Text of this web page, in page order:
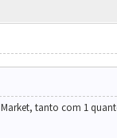
tanto com 1